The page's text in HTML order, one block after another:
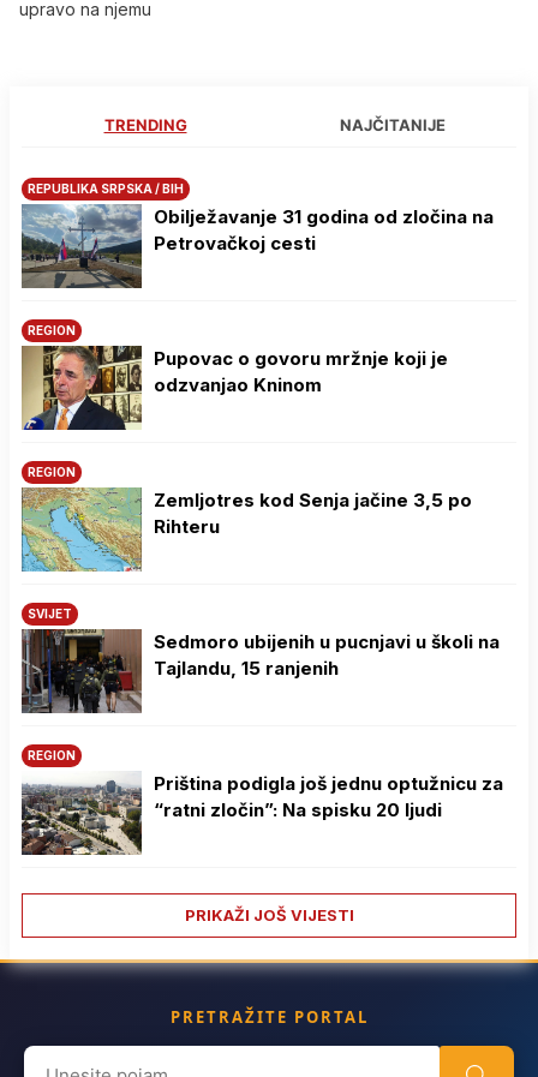
upravo na njemu
TRENDING NAJČITANIJE
REPUBLIKA SRPSKA / BIH
Obilježavanje 31 godina od zločina na
Petrovačkoj cesti
REGION
Pupovac o govoru mržnje koji je
odzvanjao Kninom
REGION
Zemljotres kod Senja jačine 3,5 po
Rihteru
SVIJET
Sedmoro ubijenih u pucnjavi u školi na
Tajlandu, 15 ranjenih
REGION
Priština podigla još jednu optužnicu za
“ratni zločin”: Na spisku 20 ljudi
PRIKAŽI JOŠ VIJESTI
PRETRAŽITE PORTAL
Search